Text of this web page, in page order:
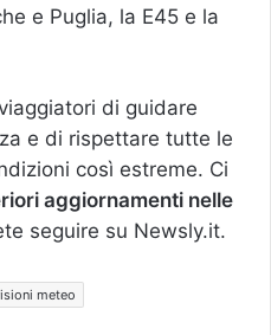
e Puglia, la E45 e la
di guidare
e di rispettare tutte le
così estreme. Ci
aggiornamenti nelle
seguire su Newsly.it.
meteo